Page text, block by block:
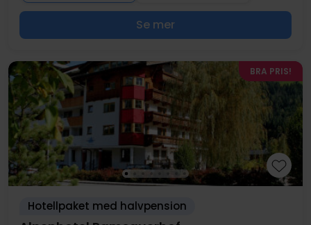
Se mer
BRA PRIS!
Hotellpaket med halvpension